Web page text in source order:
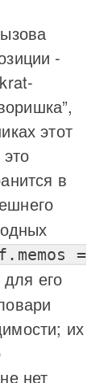
-
этот
в
=
для его
их
нет